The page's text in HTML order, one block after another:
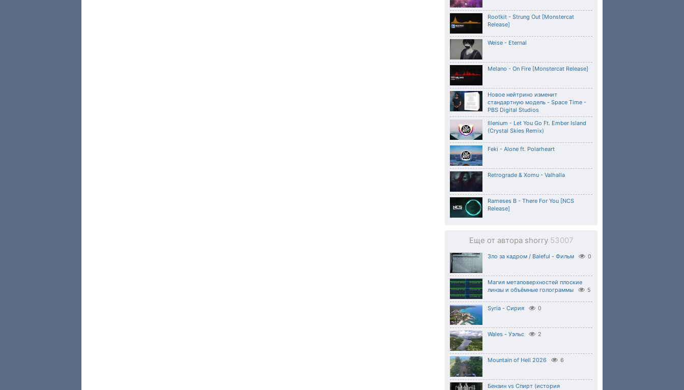
Rootkit - Strung Out [Monstercat
Release]
Weise - Eternal
Melano - On Fire [Monstercat Release]
Новое нейтрино изменит
стандартную модель - Space Time -
PBS Digital Studios
Illenium - Let You Go Ft. Ember Island
(Crystal Skies Remix)
Feki - Alone ft. Polarheart
Retrograde & Xomu - Valhalla
Rameses B - There For You [NCS
Release]
Еще от автора shorry 53007
Зло за кадром / Baleful - Фильм 0
Магия метаповерхностей плоские
линзы и объёмные голограммы
5
Syria - Сирия 0
Wales - Уэльс 2
Mountain of Hell 2026 6
Бензин vs Спирт (история